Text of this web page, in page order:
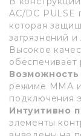
AC/DC PULSE
которая
загрязнений и
Высокое
режиме ММА и
подключения
Интуитивно
элементы